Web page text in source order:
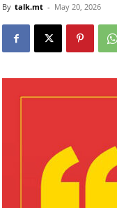
By talk.mt - May 20, 2026